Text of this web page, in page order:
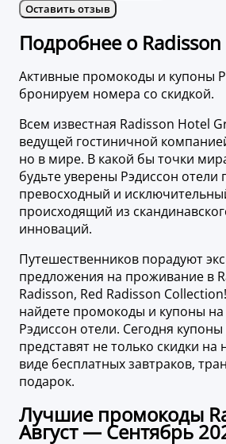
Оставить отзыв
Подробнее о
Активные промокоды и купоны
бронируем номера со скидкой.
Всем известная Radisson Hotel
ведущей гостиничной
но в мире. В какой бы точки
будьте уверены Рэдиссон отели
превосходный и
происходящий из
инноваций.
Путешественников порадуют
предложения на проживание в
Radisson, Red Radisson
найдете промокоды и купоны
Рэдиссон отели. Сегодня
представят не только скидки
виде бесплатных завтраков,
подарок.
Лучшие промокоды
Август — Сентябрь